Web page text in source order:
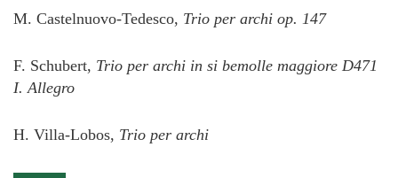
M. Castelnuovo-Tedesco, Trio per archi op. 147
F. Schubert, Trio per archi in si bemolle maggiore D471
I. Allegro
H. Villa-Lobos, Trio per archi